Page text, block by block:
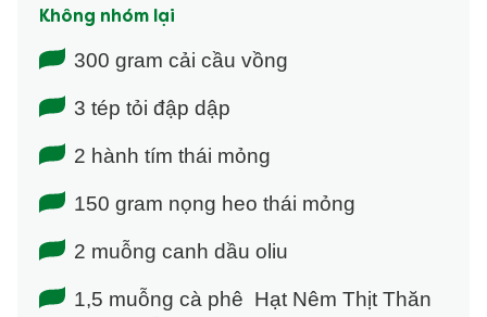
Không nhóm lại
300 gram cải cầu vồng
3 tép tỏi đập dập
2 hành tím thái mỏng
150 gram nọng heo thái mỏng
2 muỗng canh dầu oliu
1,5 muỗng cà phê Hạt Nêm Thịt Thăn